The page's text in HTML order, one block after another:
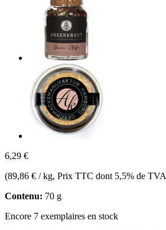
6,29 €
(89,86 € / kg, Prix TTC dont 5,5% de TVA
Contenu: 70 g
Encore 7 exemplaires en stock